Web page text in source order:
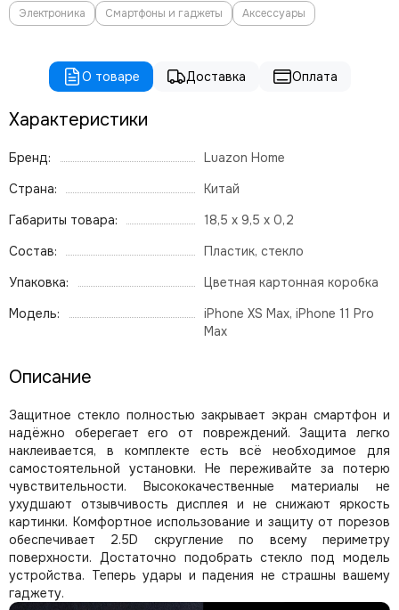
Электроника Смартфоны и гаджеты Аксессуары
О товаре Доставка Оплата
Характеристики
Бренд:
Luazon Home
Страна:
Китай
Габариты товара:
18,5 x 9,5 x 0,2
Состав:
Пластик, стекло
Упаковка:
Цветная картонная коробка
Модель:
iPhone XS Max, iPhone 11 Pro
Max
Описание
Защитное стекло полностью закрывает экран смартфон и
надёжно оберегает его от повреждений. Защита легко
наклеивается, в комплекте есть всё необходимое для
самостоятельной установки. Не переживайте за потерю
чувствительности. Высококачественные материалы не
ухудшают отзывчивость дисплея и не снижают яркость
картинки. Комфортное использование и защиту от порезов
обеспечивает 2.5D скругление по всему периметру
поверхности. Достаточно подобрать стекло под модель
устройства. Теперь удары и падения не страшны вашему
гаджету.